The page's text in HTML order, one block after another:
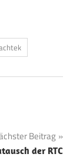
Beitrag
der RTC